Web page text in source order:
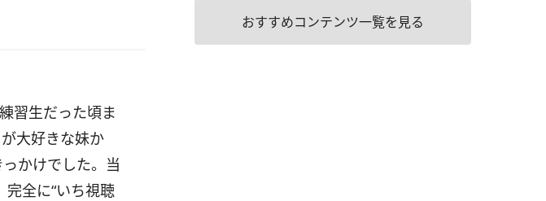
習生だった頃ま
大好きな妹か
かけでした。当
全に“いち視聴
おすすめコンテンツ一覧を見る